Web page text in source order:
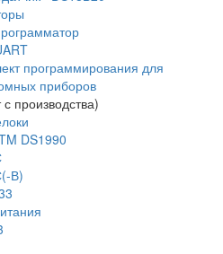
программирования для
приборов
с производства)
DS1990
В)